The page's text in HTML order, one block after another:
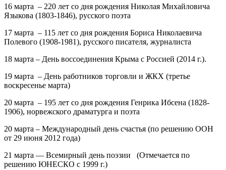
16 марта – 220 лет со дня рождения Николая Михайловича
Языкова (1803-1846), русского поэта
17 марта – 115 лет со дня рождения Бориса Николаевича
Полевого (1908-1981), русского писателя, журналиста
18 марта – День воссоединения Крыма с Россией (2014 г.).
19 марта – День работников торговли и ЖКХ (третье
воскресенье марта)
20 марта – 195 лет со дня рождения Генрика Ибсена (1828-
1906), норвежского драматурга и поэта
20 марта – Международный день счастья (по решению ООН
от 29 июня 2012 года)
21 марта — Всемирный день поэзии (Отмечается по
решению ЮНЕСКО с 1999 г.)